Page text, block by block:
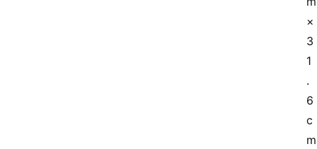
×
3
1
.
6
c
m